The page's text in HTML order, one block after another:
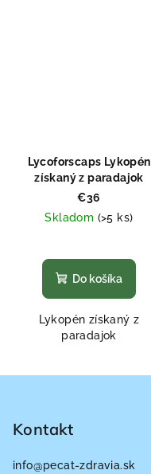
Lycoforscaps Lykopén
získaný z paradajok
€36
Skladom (>5 ks)
hodnotenie
produktu
z
5
Do košíka
Lykopén získaný z
paradajok
Kontakt
info@pecat-zdravia.sk